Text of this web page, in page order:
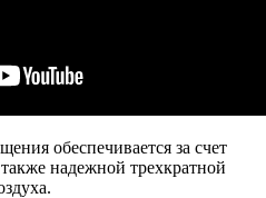
обеспечивается за счет
надежной трехкратной